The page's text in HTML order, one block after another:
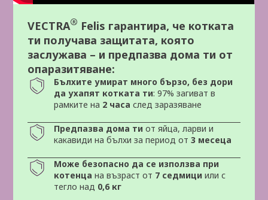
VECTRA® Felis гарантира, че котката
ти получава защитата, която
заслужава – и предпазва дома ти от
опаразитяване:
Бълхите умират много бързо, без дори
да ухапят котката ти: 97% загиват в
рамките на 2 часа след заразяване
Предпазва дома ти от яйца, ларви и
какавиди на бълхи за период от3 месеца
Може безопасно да се използва при
котенца на възраст от 7 седмици или с
тегло над 0,6 кг